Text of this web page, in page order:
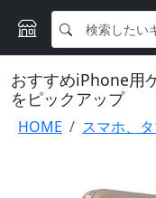
おすすめiPhone用
をピックアップ
HOME スマホ、